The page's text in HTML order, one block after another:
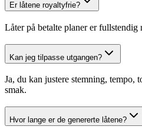
Er låtene royaltyfrie?
Låter på betalte planer er
Kan jeg tilpasse utgangen?
Ja, du kan justere stemning, tempo,
smak.
Hvor lange er de genererte låtene?